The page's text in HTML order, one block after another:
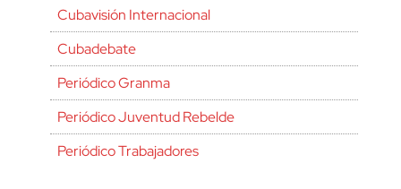
Cubavisión Internacional
Cubadebate
Periódico Granma
Periódico Juventud Rebelde
Periódico Trabajadores